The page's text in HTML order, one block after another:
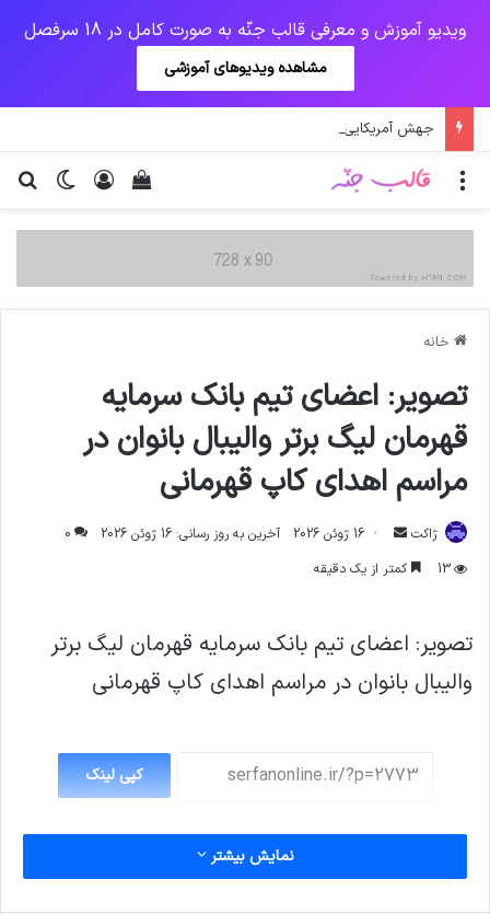
ویدیو آموزش و معرفی قالب جنّه به صورت کامل در 18 سرفصل
مشاهده ویدیوهای آموزشی
تغییر ورود
دیدن سبد خرید منو
خانه
تصویر: اعضای تیم بانک سرمایه
قهرمان لیگ برتر والیبال بانوان در
مراسم اهدای کاپ قهرمانی
ژاکت
ارسال
ایمیل
16 ژوئن 2026 آخرین به روز رسانی: 16 ژوئن 2026
0
13
کمتر از یک دقیقه
تصویر: اعضای تیم بانک سرمایه قهرمان لیگ برتر
والیبال بانوان در مراسم اهدای کاپ قهرمانی
کپی لینک
نمایش بیشتر